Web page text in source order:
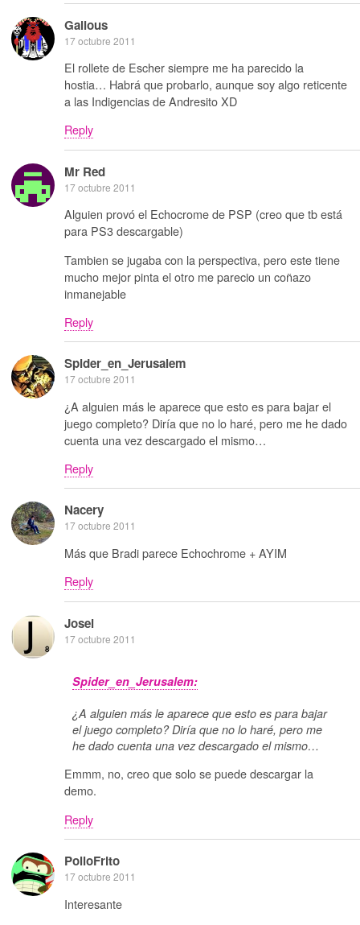
Galious
17 octubre 2011
El rollete de Escher siempre me ha parecido la
hostia… Habrá que probarlo, aunque soy algo reticente
a las Indigencias de Andresito XD
Reply
Mr Red
17 octubre 2011
Alguien provó el Echocrome de PSP (creo que tb está
para PS3 descargable)
Tambien se jugaba con la perspectiva, pero este tiene
mucho mejor pinta el otro me parecio un coñazo
inmanejable
Reply
Spider_en_Jerusalem
17 octubre 2011
¿A alguien más le aparece que esto es para bajar el
juego completo? Diría que no lo haré, pero me he dado
cuenta una vez descargado el mismo…
Reply
Nacery
17 octubre 2011
Más que Bradi parece Echochrome + AYIM
Reply
Josei
17 octubre 2011
Spider_en_Jerusalem:
¿A alguien más le aparece que esto es para bajar
el juego completo? Diría que no lo haré, pero me
he dado cuenta una vez descargado el mismo…
Emmm, no, creo que solo se puede descargar la
demo.
Reply
PolloFrito
17 octubre 2011
Interesante